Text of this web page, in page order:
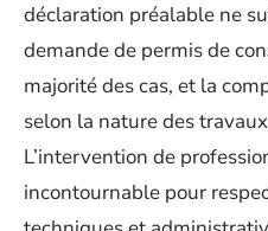
déclaration préalable ne
demande de permis de
majorité des cas, et la
selon la nature des
L’intervention de
incontournable pour